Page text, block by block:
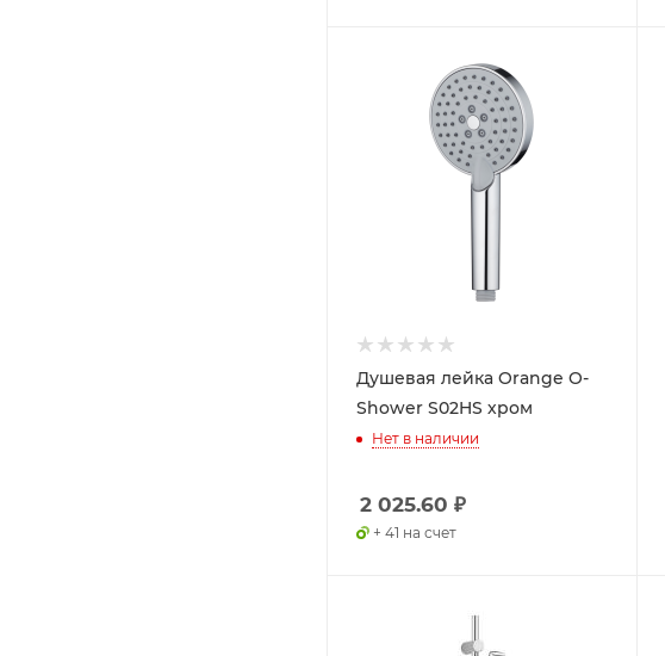
Душевая лейка Orange O-
Shower S02HS хром
Нет в наличии
2 025.60 ₽
+ 41 на счет